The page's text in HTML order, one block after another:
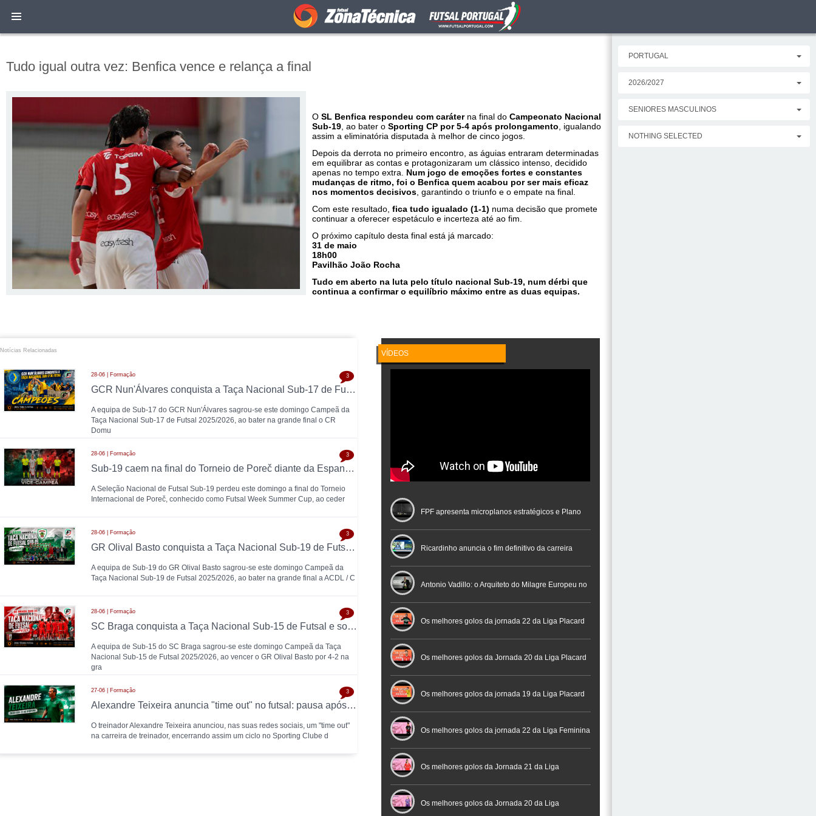
Tudo igual outra vez: Benfica vence e relança a final
O SL Benfica respondeu com caráterna final do Campeonato Nacional
Sub-19 , ao bater o Sporting CP por 5-4 após prolongamento , igualando
assim a eliminatória disputada à melhor de cinco jogos.
Depois da derrota no primeiro encontro, as águias entraram determinadas
em equilibrar as contas e protagonizaram um clássico intenso, decidido
apenas no tempo extra. Num jogo de emoções fortes e constantes
mudanças de ritmo, foi o Benfica quem acabou por ser mais eficaz
nos momentos decisivos , garantindo o triunfo e o empate na final.
Com este resultado, fica tudo igualado (1-1) numa decisão que promete
continuar a oferecer espetáculo e incerteza até ao fim.
O próximo capítulo desta final está já marcado:
31 de maio
18h00
Pavilhão João Rocha
Tudo em aberto na luta pelo título nacional Sub-19, num dérbi que
continua a confirmar o equilíbrio máximo entre as duas equipas.
Notícias Relacionadas
28-06 | Formação
GCR Nun'Álvares conquista a Taça Nacional Sub-17 de Futsal nas grandes penalidades e sobe ao Nacional
A equipa de Sub-17 do GCR Nun'Álvares sagrou-se este domingo Campeã da
Taça Nacional Sub-17 de Futsal 2025/2026, ao bater na grande final o CR
Domu
3
28-06 | Formação
Sub-19 caem na final do Torneio de Poreč diante da Espanha (1-2)
A Seleção Nacional de Futsal Sub-19 perdeu este domingo a final do Torneio
Internacional de Poreč, conhecido como Futsal Week Summer Cup, ao ceder
3
28-06 | Formação
GR Olival Basto conquista a Taça Nacional Sub-19 de Futsal após bater ACDL / CBIDN
A equipa de Sub-19 do GR Olival Basto sagrou-se este domingo Campeã da
Taça Nacional Sub-19 de Futsal 2025/2026, ao bater na grande final a ACDL / C
3
28-06 | Formação
SC Braga conquista a Taça Nacional Sub-15 de Futsal e sobe ao Campeonato Nacional 26/27
A equipa de Sub-15 do SC Braga sagrou-se este domingo Campeã da Taça
Nacional Sub-15 de Futsal 2025/2026, ao vencer o GR Olival Basto por 4-2 na
gra
3
27-06 | Formação
Alexandre Teixeira anuncia "time out" no futsal: pausa após título de Campeão Nacional pelo Sporting CP
O treinador Alexandre Teixeira anunciou, nas suas redes sociais, um "time out"
na carreira de treinador, encerrando assim um ciclo no Sporting Clube d
3
VÍDEOS
FPF apresenta microplanos estratégicos e Plano
Nacional de Arbitragem
Ricardinho anuncia o fim definitivo da carreira
profissional em conferência histórica na Cidade do
Futebol
Antonio Vadillo: o Arquiteto do Milagre Europeu no
Futsal | Documentário
Os melhores golos da jornada 22 da Liga Placard
Os melhores golos da Jornada 20 da Liga Placard
Futsal
Os melhores golos da jornada 19 da Liga Placard
Os melhores golos da jornada 22 da Liga Feminina
Placard
Os melhores golos da Jornada 21 da Liga
Feminina Placard
Os melhores golos da Jornada 20 da Liga
PORTUGAL
2026/2027
SENIORES MASCULINOS
NOTHING SELECTED